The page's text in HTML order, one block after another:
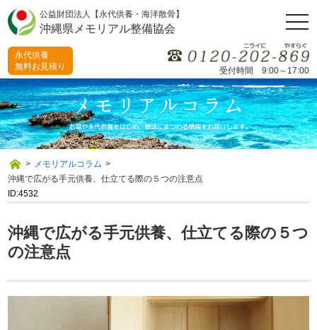
公益財団法人【永代供養・海洋散骨】
沖縄県メモリアル整備協会
受付時間 9:00～17:00
永代供養
無料お見積り
> メモリアルコラム >
沖縄で広がる手元供養、仕立てる際の５つの注意点
ID:4532
沖縄で広がる手元供養、仕立てる際の５つ
の注意点